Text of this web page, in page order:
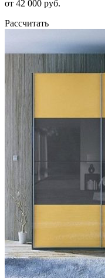
от 42 000 руб.
Рассчитать